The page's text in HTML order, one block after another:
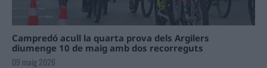
Campredó acull la quarta prova dels Argilers
diumenge 10 de maig amb dos recorreguts
09 maig 2026